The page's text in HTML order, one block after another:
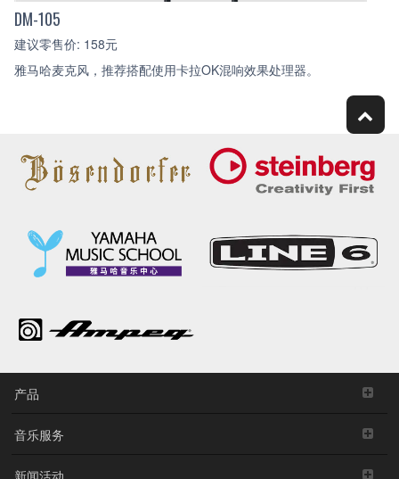
DM-105
建议零售价: 158元
雅马哈麦克风，推荐搭配使用卡拉OK混响效果处理器。
产品
音乐服务